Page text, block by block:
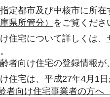
定都市及び中核市に所
県所管分）
をご覧くださ
住宅について詳しくは、
者向け住宅の登録情報が
住宅は、平成27年4月1
者向け住宅事業者の方へ